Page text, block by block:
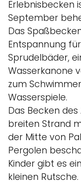
Erlebnisbecken
September
Das
Entspannung
Sprudelbäder,
Wasserkanone
zum
Wasserspiele.
Das Becken
breiten Strand
der Mitte von
Pergolen
Kinder gibt es
kleinen Rutsche.